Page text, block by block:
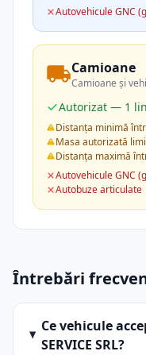
Autovehicule GNC
Camioane
Camioane și
Autorizat — 1
Distanța minimă
Masa autorizată
Distanța maximă
Autovehicule GNC
Autobuze articulate
Întrebări
Ce vehicule
SERVICE SRL?